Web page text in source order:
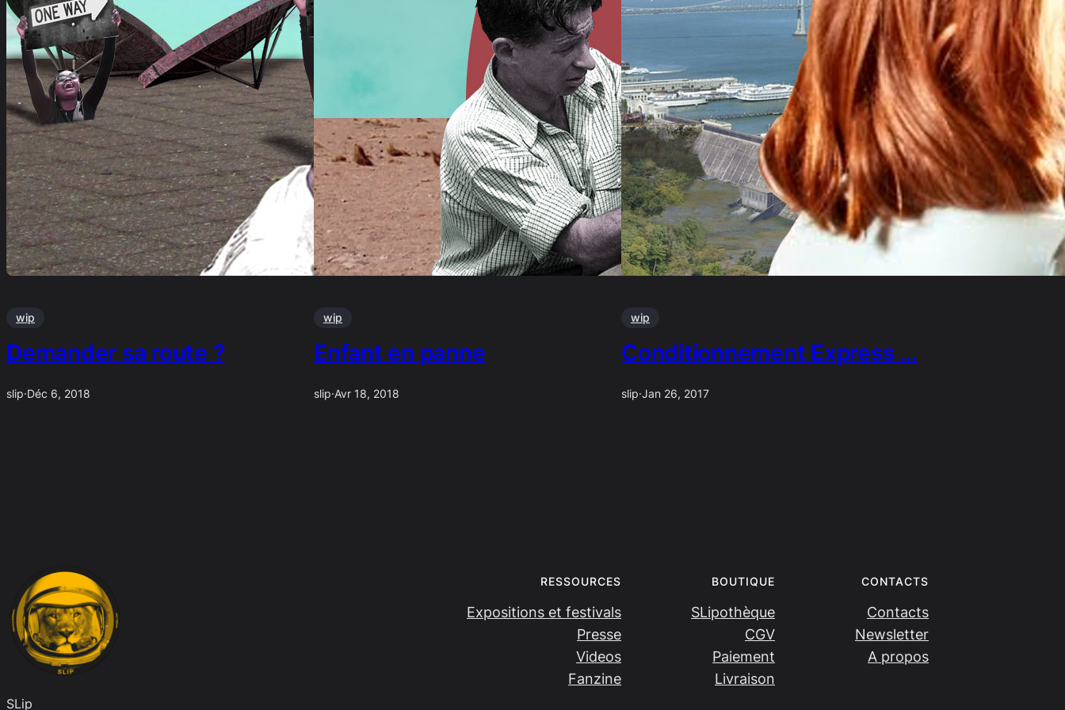
wip
Demander sa route ?
slip·Déc 6, 2018
wip
Enfant en panne
slip·Avr 18, 2018
wip
Conditionnement Express …
slip·Jan 26, 2017
SLip
RESSOURCES
Expositions et festivals
Presse
Videos
Fanzine
BOUTIQUE
SLipothèque
CGV
Paiement
Livraison
CONTACTS
Contacts
Newsletter
A propos